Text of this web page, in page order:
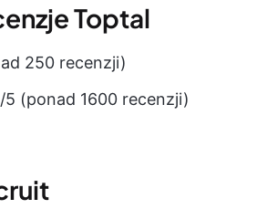
Toptal
250 recenzji)
5 (ponad 1600 recenzji)